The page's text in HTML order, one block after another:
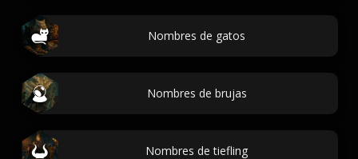
Nombres de gatos
Nombres de brujas
Nombres de tiefling